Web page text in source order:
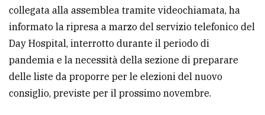
collegata alla assemblea tramite videochiamata, ha
informato la ripresa a marzo del servizio telefonico del
Day Hospital, interrotto durante il periodo di
pandemia e la necessità della sezione di preparare
delle liste da proporre per le elezioni del nuovo
consiglio, previste per il prossimo novembre.